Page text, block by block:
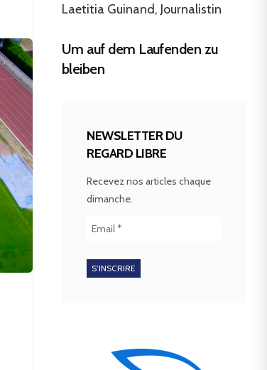
Laetitia Guinand, Journalistin
Um auf dem Laufenden zu
bleiben
NEWSLETTER DU
REGARD LIBRE
Recevez nos articles chaque
dimanche.